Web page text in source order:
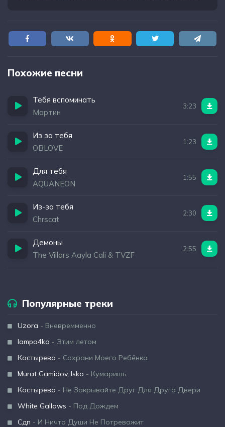
Похожие песни
Тебя вспоминать
Мартин
3:23
Из за тебя
OBLOVE
1:23
Для тебя
AQUANEON
1:55
Из-за тебя
Chrscat
2:30
Демоны
The Villars Aayla Cali & TVZF
2:55
Популярные треки
Uzora - Вневремменно
lampa4ka - Этим летом
Костырева - Сохрани Моего Ребёнка
Murat Gamidov, Isko - Кумаришь
Костырева - Не Закрывайте Друг Для Друга Двери
White Gallows - Под Дождем
Сдп - И Ничто Души Не Потревожит